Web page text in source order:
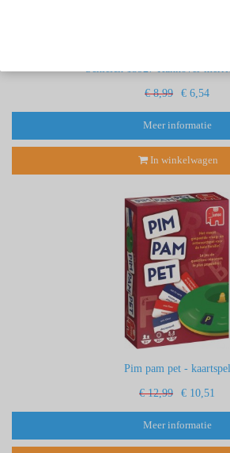
€ 8,99 € 6,54
Meer informatie
In winkelwagen
Pim pam pet - kaartspel
€ 12,99 € 10,51
Meer informatie